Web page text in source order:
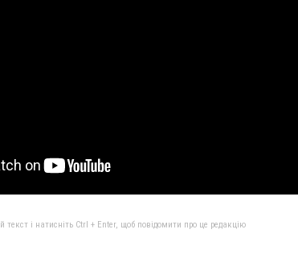
і натисніть Ctrl + Enter, щоб повідомити про це редакцію